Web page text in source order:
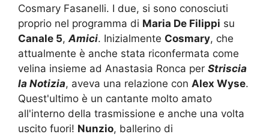
Cosmary Fasanelli. I due, si sono conosciuti
proprio nel programma di Maria De Filippi su
Canale 5,Amici. Inizialmente Cosmary, che
attualmente è anche stata riconfermata come
velina insieme ad Anastasia Ronca per Striscia
la Notizia, aveva una relazione con Alex Wyse.
Quest'ultimo è un cantante molto amato
all'interno della trasmissione e anche una volta
uscito fuori! Nunzio, ballerino di